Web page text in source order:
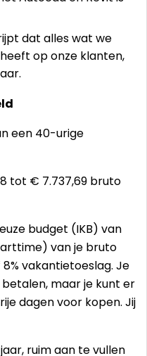
dat alles wat we
op onze klanten,
een 40-urige
tot € 7.737,69 bruto
budget (IKB) van
van je bruto
vakantietoeslag. Je
maar je kunt er
dagen voor kopen. Jij
ruim aan te vullen